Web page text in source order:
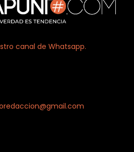
canal de Whatsapp.